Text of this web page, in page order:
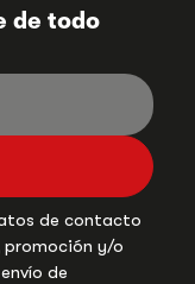
de todo
de contacto
y/o
de